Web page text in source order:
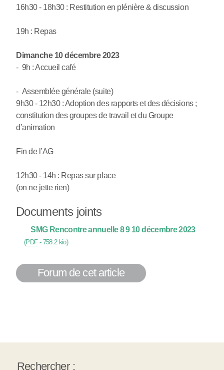
16h30 - 18h30 : Restitution en plénière & discussion
19h : Repas
Dimanche 10 décembre 2023
- 9h : Accueil café
- Assemblée générale (suite)
9h30 - 12h30 : Adoption des rapports et des décisions ;
constitution des groupes de travail et du Groupe
d’animation
Fin de l’AG
12h30 - 14h : Repas sur place
(on ne jette rien)
Documents joints
SMG Rencontre annuelle 8 9 10 décembre 2023
(PDF- 758.2 kio)
Forum de cet article
Rechercher :